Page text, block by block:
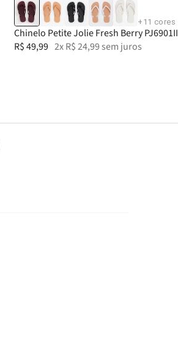
+ 11 cores
Chinelo Petite Jolie Fresh Berry PJ6901II
R$49,99 2xR$24,99 sem juros